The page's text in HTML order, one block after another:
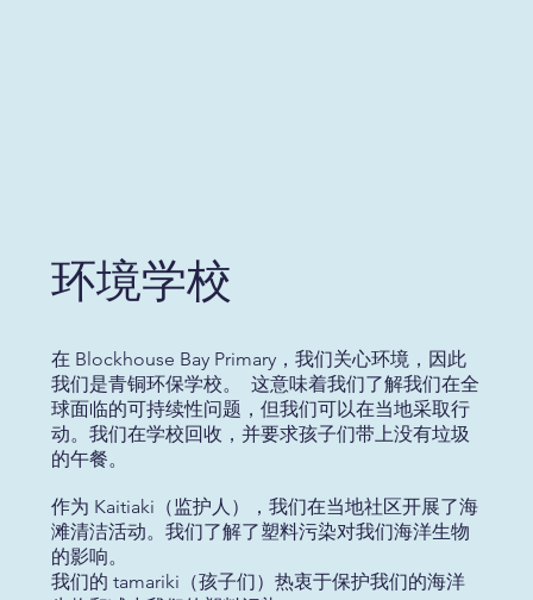
环境学校
在 Blockhouse Bay Primary，我们关心环境，因此
我们是青铜环保学校。 这意味着我们了解我们在全
球面临的可持续性问题，但我们可以在当地采取行
动。我们在学校回收，并要求孩子们带上没有垃圾
的午餐。
作为 Kaitiaki（监护人），我们在当地社区开展了海
滩清洁活动。我们了解了塑料污染对我们海洋生物
的影响。
我们的 tamariki（孩子们）热衷于保护我们的海洋